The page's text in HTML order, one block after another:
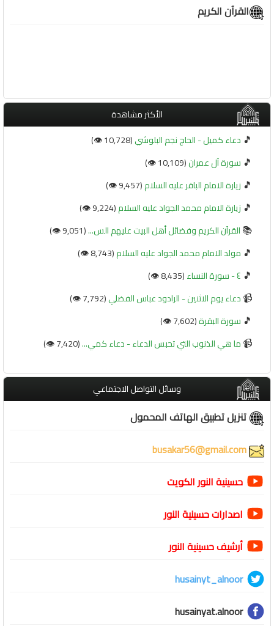
القرآن الكريم
الأكثر مشاهدة
🎵 دعاء كميل - الحاج نجم البلوشي(10,728 👁️)
🎵 سورة آل عمران(10,109 👁️)
🎵 زيارة الامام الباقر عليه السلام(9,457 👁️)
🎵 زيارة الامام محمد الجواد عليه السلام(9,224 👁️)
📚القرآن الكريم وفضائل أهل البيت عليهم الس...(9,051 👁️)
🎵 مولد الامام محمد الجواد عليه السلام(8,743 👁️)
🎵 ٤ - سورة النساء (8,435 👁️)
📹دعاء يوم الاثنين - الرادود عباس الفضلي(7,792 👁️)
🎵 سورة البقرة(7,602 👁️)
📹ما هي الذنوب التي تحبس الدعاء - دعاء كمي...(7,420 👁️)
وسائل التواصل الاجتماعي
تنزيل تطبيق الهاتف المحمول
حسينية النور الكويت
اصدارات حسينية النور
أرشيف حسينية النور
husainyt_alnoor
husainyat.alnoor